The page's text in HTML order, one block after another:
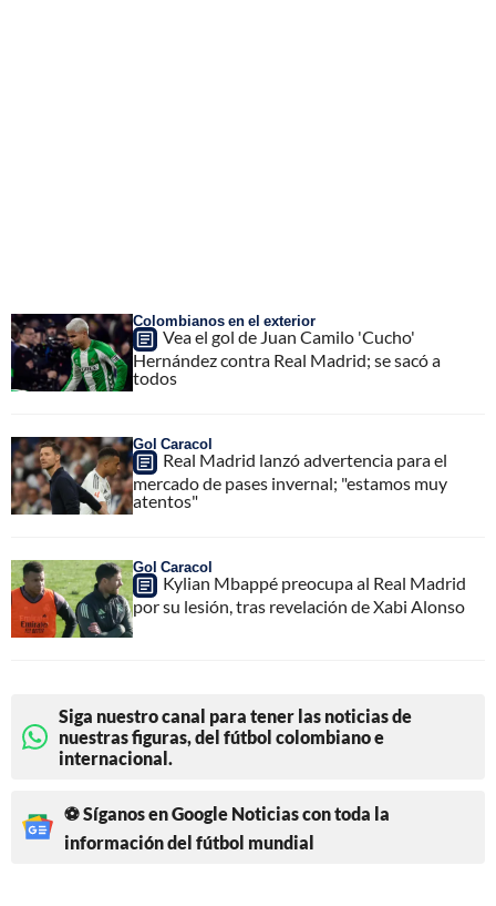
Colombianos en el exterior
Vea el gol de Juan Camilo 'Cucho'
Hernández contra Real Madrid; se sacó a
todos
Gol Caracol
Real Madrid lanzó advertencia para el
mercado de pases invernal; "estamos muy
atentos"
Gol Caracol
Kylian Mbappé preocupa al Real Madrid
por su lesión, tras revelación de Xabi Alonso
Siga nuestro canal para tener las noticias de
nuestras figuras, del fútbol colombiano e
internacional.
⚽ Síganos en Google Noticias con toda la
información del fútbol mundial